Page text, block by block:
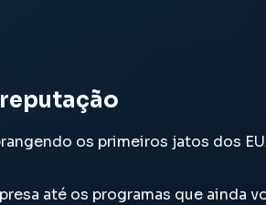
os primeiros jatos dos
até os programas que ainda